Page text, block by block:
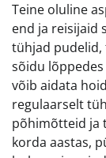
Teine oluline
end ja reisijaid
tühjad pudelid,
sõidu
võib aidata
regulaarselt
põhimõtteid ja
korda aastas,